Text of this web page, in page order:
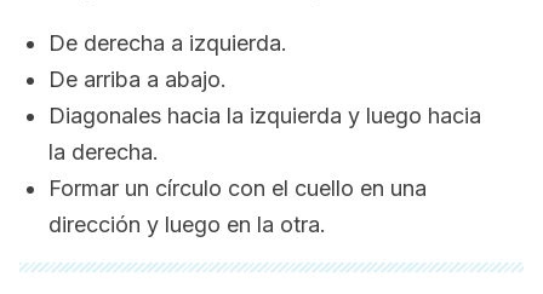
De derecha a izquierda.
De arriba a abajo.
Diagonales hacia la izquierda y luego hacia
la derecha.
Formar un círculo con el cuello en una
dirección y luego en la otra.